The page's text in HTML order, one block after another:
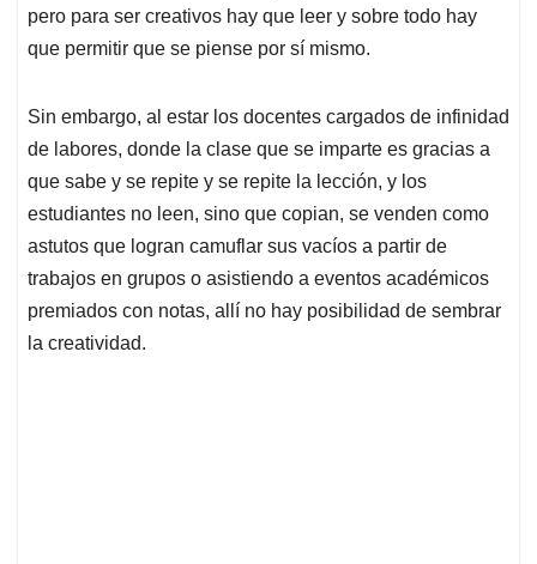
pero para ser creativos hay que leer y sobre todo hay
que permitir que se piense por sí mismo.
Sin embargo, al estar los docentes cargados de infinidad
de labores, donde la clase que se imparte es gracias a
que sabe y se repite y se repite la lección, y los
estudiantes no leen, sino que copian, se venden como
astutos que logran camuflar sus vacíos a partir de
trabajos en grupos o asistiendo a eventos académicos
premiados con notas, allí no hay posibilidad de sembrar
la creatividad.